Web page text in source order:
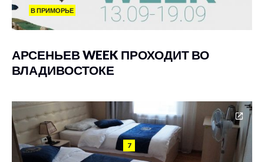
В ПРИМОРЬЕ
АРСЕНЬЕВ WEEK ПРОХОДИТ ВО
ВЛАДИВОСТОКЕ
7